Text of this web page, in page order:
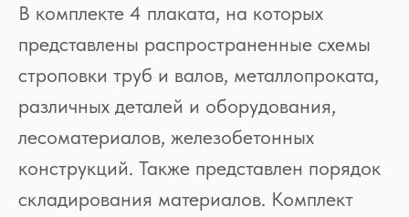
В комплекте 4 плаката, на которых
представлены распространенные схемы
строповки труб и валов, металлопроката,
различных деталей и оборудования,
лесоматериалов, железобетонных
конструкций. Также представлен порядок
складирования материалов. Комплект